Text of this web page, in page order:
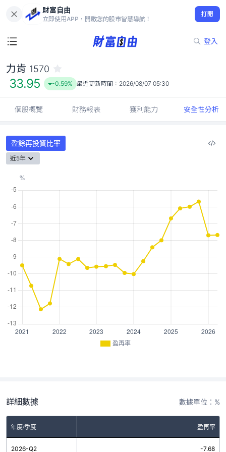
財富自由
立即使用APP，開啟您的股市智慧導航！
打開
登入
33.95
-0.59%
力肯 1570
33.95 -0.59% 最近更新時間： 2026/08/07 05:30
個股概覽 財務報表 獲利能力 安全性分析
盈餘再投資比率
近5年
盈再率
詳細數據 數據單位：%
年度/季度 盈再率
2026-Q2 -7.68